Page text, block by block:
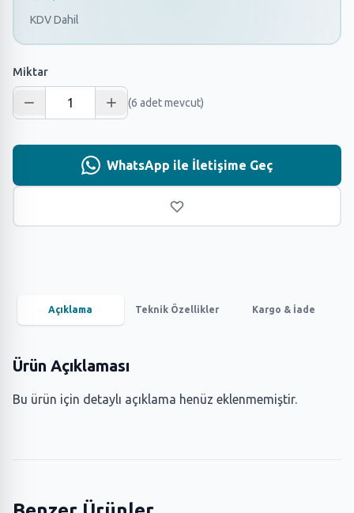
KDV Dahil
Miktar
(6 adet mevcut)
WhatsApp ile İletişime Geç
Açıklama Teknik Özellikler Kargo & İade
Ürün Açıklaması
Bu ürün için detaylı açıklama henüz eklenmemiştir.